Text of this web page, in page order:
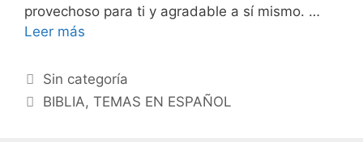
provechoso para ti y agradable a sí mismo. …
Leer más
Categorías
Sin categoría
Etiquetas
BIBLIA,TEMAS EN ESPAÑOL